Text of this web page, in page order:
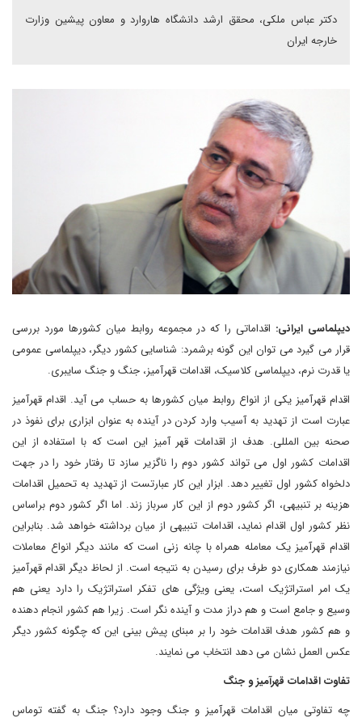
دکتر عباس ملکی، محقق ارشد دانشگاه هاروارد و معاون پیشین وزارت
خارجه ایران
دیپلماسی ایرانی: اقداماتی را که در مجموعه روابط میان کشورها مورد بررسی
قرار می گیرد می توان این گونه برشمرد: شناسایی کشور دیگر، دیپلماسی عمومی
یا قدرت نرم، دیپلماسی کلاسیک، اقدامات قهرآمیز، جنگ و جنگ سایبری.
اقدام قهرآمیز یکی از انواع روابط میان کشورها به حساب می آید. اقدام قهرآمیز
عبارت است از تهدید به آسیب وارد کردن در آینده به عنوان ابزاری برای نفوذ در
صحنه بین المللی. هدف از اقدامات قهر آمیز این است که با استفاده از این
اقدامات کشور اول می تواند کشور دوم را ناگزیر سازد تا رفتار خود را در جهت
دلخواه کشور اول تغییر دهد. ابزار این کار عبارتست از تهدید به تحمیل اقدامات
هزینه بر تنبیهی، اگر کشور دوم از این کار سرباز زند. اما اگر کشور دوم براساس
نظر کشور اول اقدام نماید، اقدامات تنبیهی از میان برداشته خواهد شد. بنابراین
اقدام قهرآمیز یک معامله همراه با چانه زنی است که مانند دیگر انواع معاملات
نیازمند همکاری دو طرف برای رسیدن به نتیجه است. از لحاظ دیگر اقدام قهرآمیز
یک امر استراتژیک است، یعنی ویژگی های تفکر استراتژیک را دارد یعنی هم
وسیع و جامع است و هم دراز مدت و آینده نگر است. زیرا هم کشور انجام دهنده
و هم کشور هدف اقدامات خود را بر مبنای پیش بینی این که چگونه کشور دیگر
عکس العمل نشان می دهد انتخاب می نمایند.
تفاوت اقدامات قهرآمیز و جنگ
چه تفاوتی میان اقدامات قهرآمیز و جنگ وجود دارد؟ جنگ به گفته توماس